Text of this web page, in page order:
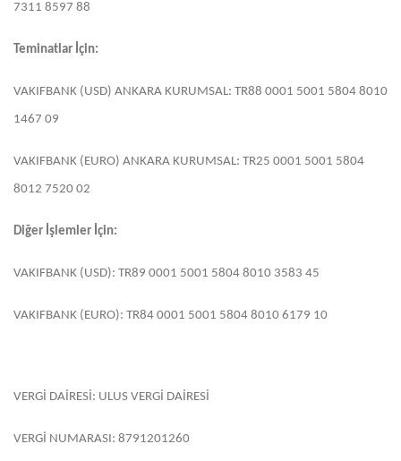
7311 8597 88
Teminatlar İçin:
VAKIFBANK (USD) ANKARA KURUMSAL: TR88 0001 5001 5804 8010
1467 09
VAKIFBANK (EURO) ANKARA KURUMSAL: TR25 0001 5001 5804
8012 7520 02
Diğer İşlemler İçin:
VAKIFBANK (USD): TR89 0001 5001 5804 8010 3583 45
VAKIFBANK (EURO): TR84 0001 5001 5804 8010 6179 10
VERGİ DAİRESİ: ULUS VERGİ DAİRESİ
VERGİ NUMARASI: 8791201260